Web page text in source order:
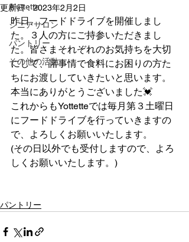
Aluttette
シニアサロン
パントリー
その他の活動
更新日：2023年2月2日
昨日、フードドライブを開催しまし
た。３人の方にご持参いただきまし
た。皆さまそれぞれのお気持ちを大切
にして、諸事情で食料にお困りの方た
ちにお渡ししていきたいと思います。
本当にありがとうございました💓
これからもYottetteでは毎月第３土曜日
にフードドライブを行っていきますの
で、よろしくお願いいたします。
(その日以外でも受付しますので、よろ
しくお願いいたします。)
パントリー